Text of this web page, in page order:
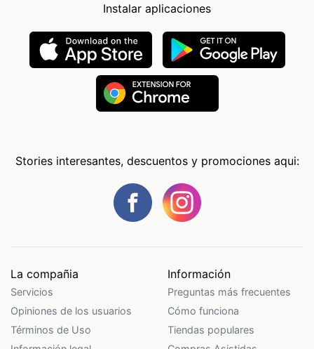
Instalar aplicaciones
Stories interesantes, descuentos y promociones aqui:
La compañia
Servicios
Opiniones de los usuarios
Términos de Uso
Información
Preguntas más frecuentes
Cómo funciona
Tiendas populares